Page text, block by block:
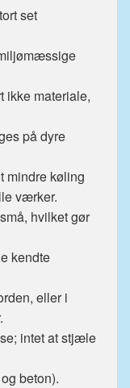
set
ikke materiale,
på dyre
mindre køling
værker.
hvilket gør
kendte
eller i
intet at stjæle
beton).